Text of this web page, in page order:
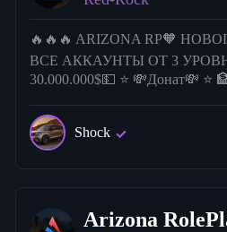
🔥🔥🔥 ARIZONA RP🧡
ВСЕ АККАУНТЫ ОТ 3
30.000.000$💵 ⭐ 💸Донат💸 ⭐
🏡 ⭐🏎 Большинство
🏎. 🧡 Испытай Удачу ! Есть
🔥🔥🔥
Shock
Arizona